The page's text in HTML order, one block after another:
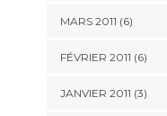
MARS 2011 (6)
FÉVRIER 2011 (6)
JANVIER 2011 (3)